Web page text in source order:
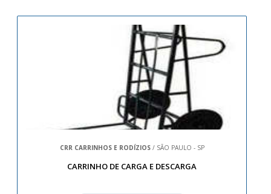
CRR CARRINHOS E RODÍZIOS/ SÃO PAULO - SP
CARRINHO DE CARGA E DESCARGA